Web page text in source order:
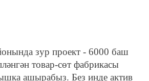
зур проект - 6000 баш
товар-сөт фабрикасы
ашырабыз. Без инде актив